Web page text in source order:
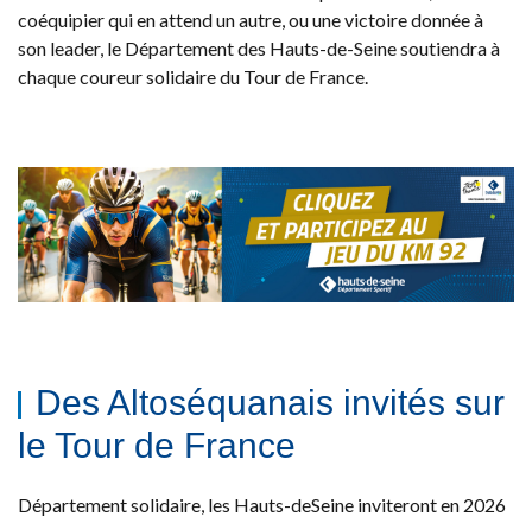
coéquipier qui en attend un autre, ou une victoire donnée à
son leader, le Département des Hauts-de-Seine soutiendra à
chaque coureur solidaire du Tour de France.
Des Altoséquanais invités sur
le Tour de France
Département solidaire, les Hauts-deSeine inviteront en 2026